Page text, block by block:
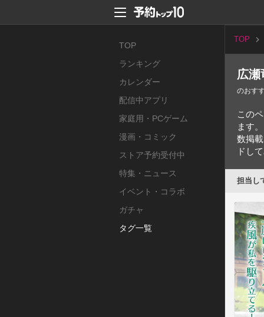
TOP
ランキング
カレンダー
配信中アプリ
家庭用・PCゲーム
漫画・コミック
ストア予約受付中
特集・ニュース
イベント・コラボ
ガチャ
タグ一覧
TOP
広瀬
のおす
この
ます
数掲
ドし
担当し